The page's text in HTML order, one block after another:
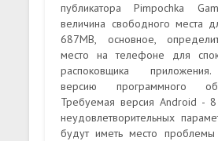
публикатора Pimpochka
величина свободного места
687MB, основное,
место на телефоне для
распоковщика
версию программного
Требуемая версия Android -
неудовлетворительных
будут иметь место